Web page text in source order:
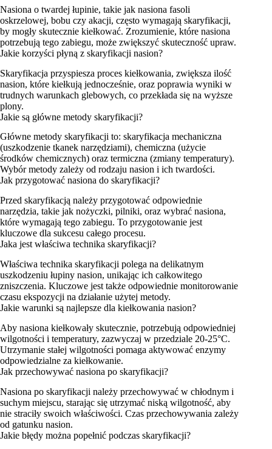
Nasiona o twardej łupinie, takie jak nasiona fasoli
oskrzelowej, bobu czy akacji, często wymagają skaryfikacji,
by mogły skutecznie kiełkować. Zrozumienie, które nasiona
potrzebują tego zabiegu, może zwiększyć skuteczność upraw.
Jakie korzyści płyną z skaryfikacji nasion?
Skaryfikacja przyspiesza proces kiełkowania, zwiększa ilość
nasion, które kiełkują jednocześnie, oraz poprawia wyniki w
trudnych warunkach glebowych, co przekłada się na wyższe
plony.
Jakie są główne metody skaryfikacji?
Główne metody skaryfikacji to: skaryfikacja mechaniczna
(uszkodzenie tkanek narzędziami), chemiczna (użycie
środków chemicznych) oraz termiczna (zmiany temperatury).
Wybór metody zależy od rodzaju nasion i ich twardości.
Jak przygotować nasiona do skaryfikacji?
Przed skaryfikacją należy przygotować odpowiednie
narzędzia, takie jak nożyczki, pilniki, oraz wybrać nasiona,
które wymagają tego zabiegu. To przygotowanie jest
kluczowe dla sukcesu całego procesu.
Jaka jest właściwa technika skaryfikacji?
Właściwa technika skaryfikacji polega na delikatnym
uszkodzeniu łupiny nasion, unikając ich całkowitego
zniszczenia. Kluczowe jest także odpowiednie monitorowanie
czasu ekspozycji na działanie użytej metody.
Jakie warunki są najlepsze dla kiełkowania nasion?
Aby nasiona kiełkowały skutecznie, potrzebują odpowiedniej
wilgotności i temperatury, zazwyczaj w przedziale 20-25°C.
Utrzymanie stałej wilgotności pomaga aktywować enzymy
odpowiedzialne za kiełkowanie.
Jak przechowywać nasiona po skaryfikacji?
Nasiona po skaryfikacji należy przechowywać w chłodnym i
suchym miejscu, starając się utrzymać niską wilgotność, aby
nie straciły swoich właściwości. Czas przechowywania zależy
od gatunku nasion.
Jakie błędy można popełnić podczas skaryfikacji?